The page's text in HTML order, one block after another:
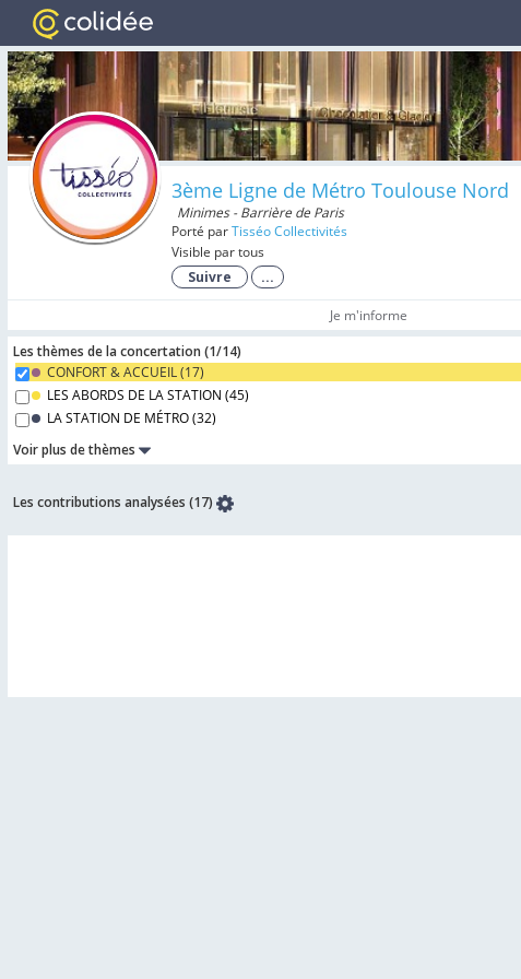
3ème Ligne de Métro Toulouse Nord
Minimes - Barrière de Paris
Porté parTisséo Collectivités
Visible par tous
Suivre
...
Je m'informe
Les thèmes de la concertation (1/14)
CONFORT & ACCUEIL (17)
LES ABORDS DE LA STATION (45)
LA STATION DE MÉTRO (32)
Voir plus de thèmes
Les contributions analysées (17)